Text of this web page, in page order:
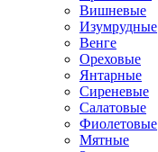
Вишневые
Изумрудные
Венге
Ореховые
Янтарные
Сиреневые
Салатовые
Фиолетовые
Мятные